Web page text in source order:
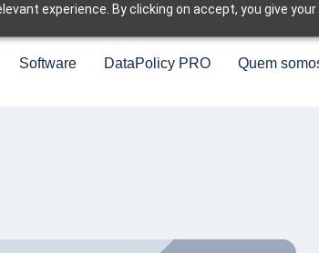
experience. By clicking on accept, you give
Software DataPolicy PRO Quem